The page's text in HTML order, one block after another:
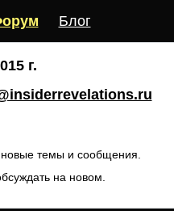
Блог
г.
темы и сообщения.
на новом.